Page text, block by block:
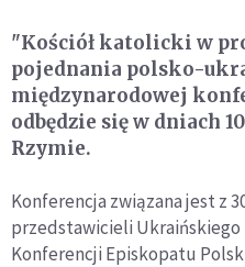
"Kościół katolicki w
pojednania polsko-
międzynarodowej
odbędzie się w dniach
Rzymie.
Konferencja związana jest z
przedstawicieli Ukraińskiego
Konferencji Episkopatu